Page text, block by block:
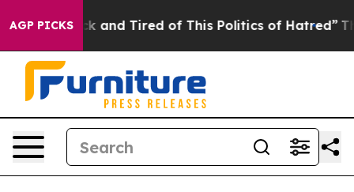
AGP PICKS
Sick and Tired of This Politics of Hatred” The Story